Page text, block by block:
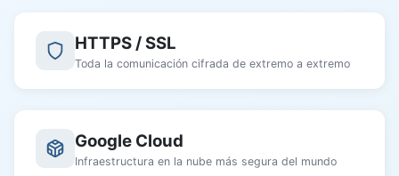
HTTPS / SSL
Toda la comunicación cifrada de extremo a extremo
Google Cloud
Infraestructura en la nube más segura del mundo